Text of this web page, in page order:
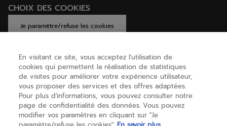
CHOIX DES COOKIES
Je paramètre/refuse les cookies
AIDE
A PROPOS
En visitant ce site, vous acceptez l'utilisation de
cookies qui permettent la réalisation de statistiques
de visites pour améliorer votre expérience utilisateur,
vous proposer des services et des offres adaptées.
Pour plus d'informations, vous pouvez consulter notre
page de confidentialité des données. Vous pouvez
modifier vos paramètres en cliquant sur "Je